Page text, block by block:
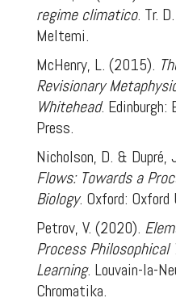
regime climatico. Tr.
Meltemi.
McHenry, L. (2015).
Revisionary
Whitehead. Edinburgh:
Press.
Nicholson, D. &
Flows: Towards a
Biology. Oxford:
Petrov, V. (2020).
Process Philosophical
Learning. Louvain-la-
Chromatika.